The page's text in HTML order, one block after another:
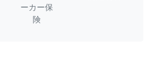
ーカー保
険